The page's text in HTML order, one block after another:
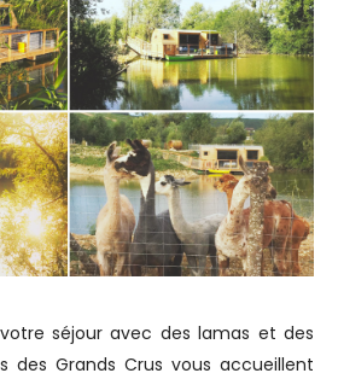
séjour avec des lamas et des
des Grands Crus vous accueillent